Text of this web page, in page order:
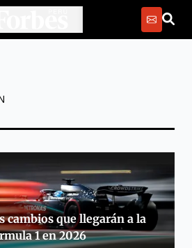
cambios que llegarán a la
1 en 2026